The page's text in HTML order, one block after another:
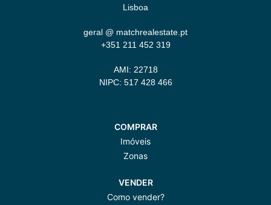
Lisboa
geral @ matchrealestate.pt
+351 211 452 319
AMI: 22718
NIPC: 517 428 466
COMPRAR
Imóveis
Zonas
VENDER
Como vender?